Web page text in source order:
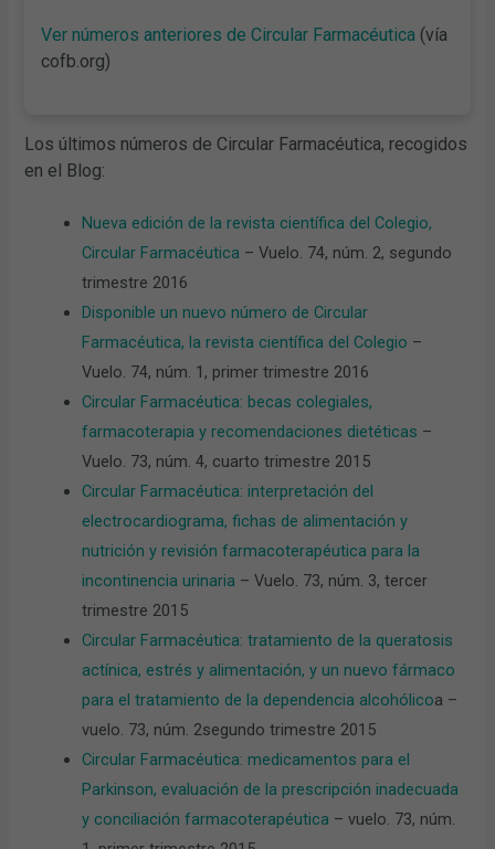
Ver números anteriores de Circular Farmacéutica (vía
cofb.org)
Los últimos números de Circular Farmacéutica, recogidos
en el Blog:
Nueva edición de la revista científica del Colegio,
Circular Farmacéutica – Vuelo. 74, núm. 2, segundo
trimestre 2016
Disponible un nuevo número de Circular
Farmacéutica, la revista científica del Colegio –
Vuelo. 74, núm. 1, primer trimestre 2016
Circular Farmacéutica: becas colegiales,
farmacoterapia y recomendaciones dietéticas –
Vuelo. 73, núm. 4, cuarto trimestre 2015
Circular Farmacéutica: interpretación del
electrocardiograma, fichas de alimentación y
nutrición y revisión farmacoterapéutica para la
incontinencia urinaria – Vuelo. 73, núm. 3, tercer
trimestre 2015
Circular Farmacéutica: tratamiento de la queratosis
actínica, estrés y alimentación, y un nuevo fármaco
para el tratamiento de la dependencia alcohólicoa –
vuelo. 73, núm. 2segundo trimestre 2015
Circular Farmacéutica: medicamentos para el
Parkinson, evaluación de la prescripción inadecuada
y conciliación farmacoterapéutica – vuelo. 73, núm.